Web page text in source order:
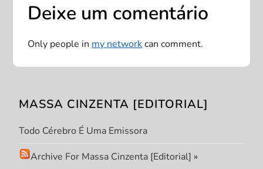
a
ç
ã
o
d
e
Deixe um comentário
Only people inmy networkcan comment.
MASSA CINZENTA [EDITORIAL]
Todo Cérebro É Uma Emissora
Archive For Massa Cinzenta [Editorial] »